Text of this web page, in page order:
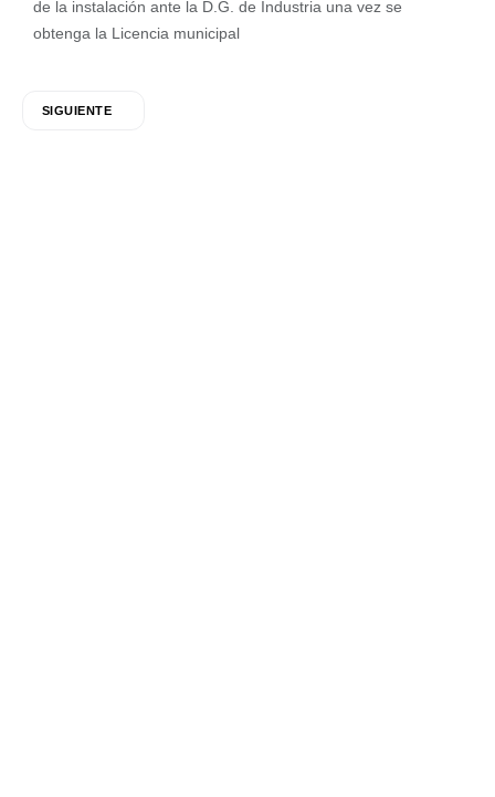
de la instalación ante la D.G. de Industria una vez se
obtenga la Licencia municipal
SIGUIENTE